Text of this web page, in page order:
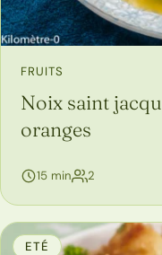
FRUITS
Noix saint
oranges
15 min 2
ETÉ